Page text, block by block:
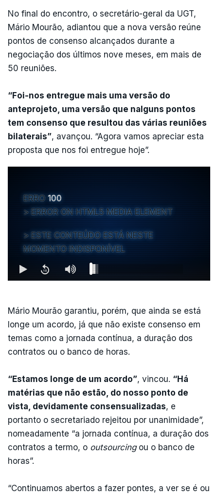
No final do encontro, o secretário-geral da UGT,
Mário Mourão, adiantou que a nova versão reúne
pontos de consenso alcançados durante a
negociação dos últimos nove meses, em mais de
50 reuniões.
“Foi-nos entregue mais uma versão do
anteprojeto, uma versão que nalguns pontos
tem consenso que resultou das várias reuniões
bilaterais”, avançou. “Agora vamos apreciar esta
proposta que nos foi entregue hoje”.
ERRO 100
ERROR ON HTML5 MEDIA ELEMENT
ESTE CONTEÚDO ESTÁ NESTE
MOMENTO INDISPONÍVEL
Mário Mourão garantiu, porém, que ainda se está
longe um acordo, já que não existe consenso em
temas como a jornada contínua, a duração dos
contratos ou o banco de horas.
“Estamos longe de um acordo”, vincou. “Há
matérias que não estão, do nosso ponto de
vista, devidamente consensualizadas, e
portanto o secretariado rejeitou por unanimidade”,
nomeadamente “a jornada contínua, a duração dos
contratos a termo, o outsourcing ou o banco de
horas”.
“Continuamos abertos a fazer pontes, a ver se é ou